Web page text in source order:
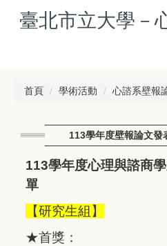
臺北市立大學－
首頁 學術活動 心諮系壁報
113學年度壁報論文發
113學年度心理與諮商
單
【研究生組】
★首獎：